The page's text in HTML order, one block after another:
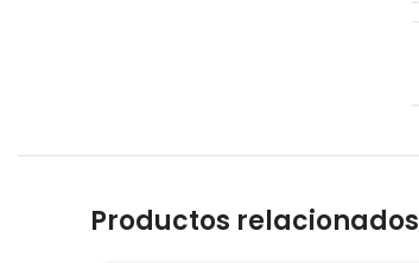
Productos relacionados